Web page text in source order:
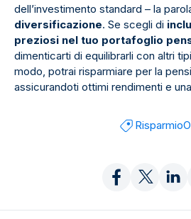
dell’investimento standard – la
diversificazione. Se scegli di
preziosi nel tuo portafoglio
dimenticarti di equilibrarli con altri
modo, potrai risparmiare per la
assicurandoti ottimi rendimenti e
Risparmio